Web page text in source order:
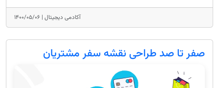
آکادمی دیجیتال | ۱۴۰۰/۰۵/۰۶
صفر تا صد طراحی نقشه سفر مشتریان